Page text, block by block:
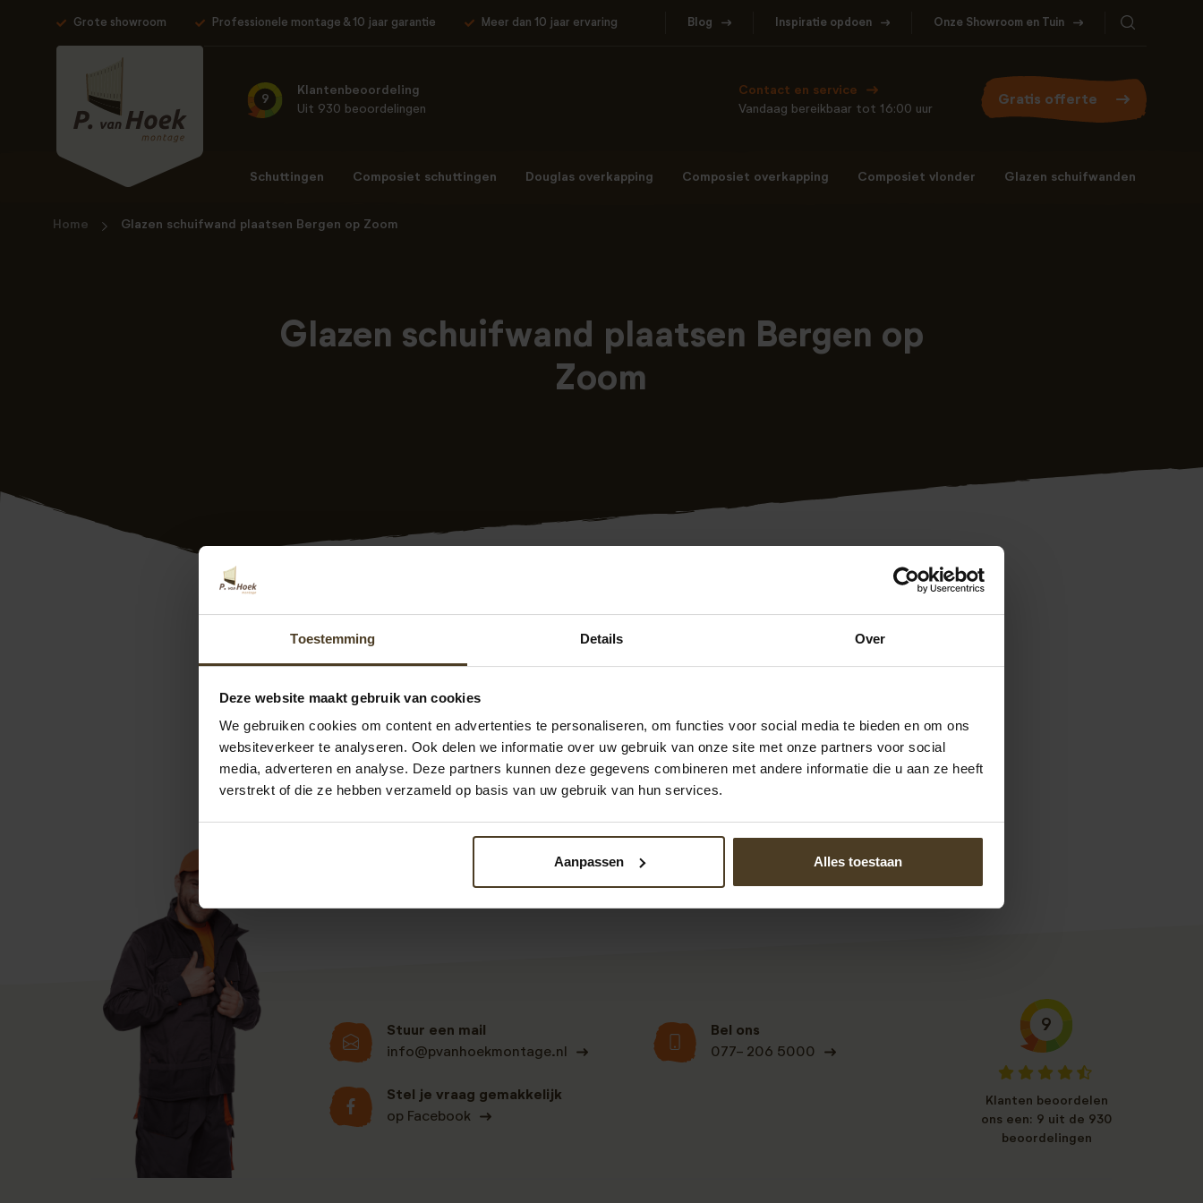
Toestemming Details Over
Deze website maakt gebruik van cookies
We gebruiken cookies om content en advertenties te personaliseren, om functies voor social media te bieden en om ons
websiteverkeer te analyseren. Ook delen we informatie over uw gebruik van onze site met onze partners voor social
media, adverteren en analyse. Deze partners kunnen deze gegevens combineren met andere informatie die u aan ze heeft
verstrekt of die ze hebben verzameld op basis van uw gebruik van hun services.
Aanpassen Alles toestaan
Grote showroom Professionele montage & 10 jaar garantie Meer dan 10 jaar ervaring Blog Inspiratie opdoen Onze Showroom en Tuin
9
Klantenbeoordeling
Uit 930 beoordelingen
Contact en service
Vandaag bereikbaar tot 16:00 uur
Gratis offerte
Schuttingen Composiet schuttingen Douglas overkapping Composiet overkapping Composiet vlonder Glazen schuifwanden
Home Glazen schuifwand plaatsen Bergen op Zoom
Glazen schuifwand plaatsen Bergen op
Zoom
Glazen schuifwand plaatsen Bergen op Zoom gezocht? Stop dan maar met zoeken! Het deskundig
monteren van een glazen schuifwand doen we namelijk in heel Nederland als specialist. Uw wensen
staan daarbij centraal. We monteren glazen schuifwanden in alle denkbare vormen en kleuren
motto.
Wilt u weten wat er zoal mogelijk is? Kijk dan eens op onze inspiratiepagina
of kom gewoon even
langs in onze
showtuin
! En mocht u het alsnog niet weten of advies wensen? Neem vrijblijvend met
ons contact op. We zijn te bereiken op
077- 206 5000of via info@pvanhoekmontage.nl
Binnen 2 werkdagen krijgt u dan een voorstel op maat van ons.
Stuur een mail
info@pvanhoekmontage.nl
Bel ons
077- 206 5000
Stel je vraag gemakkelijk
op Facebook
9
Klanten beoordelen
ons een: 9 uit de 930
beoordelingen